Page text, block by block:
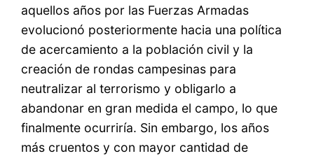
aquellos años por las Fuerzas Armadas
evolucionó posteriormente hacia una política
de acercamiento a la población civil y la
creación de rondas campesinas para
neutralizar al terrorismo y obligarlo a
abandonar en gran medida el campo, lo que
finalmente ocurriría. Sin embargo, los años
más cruentos y con mayor cantidad de